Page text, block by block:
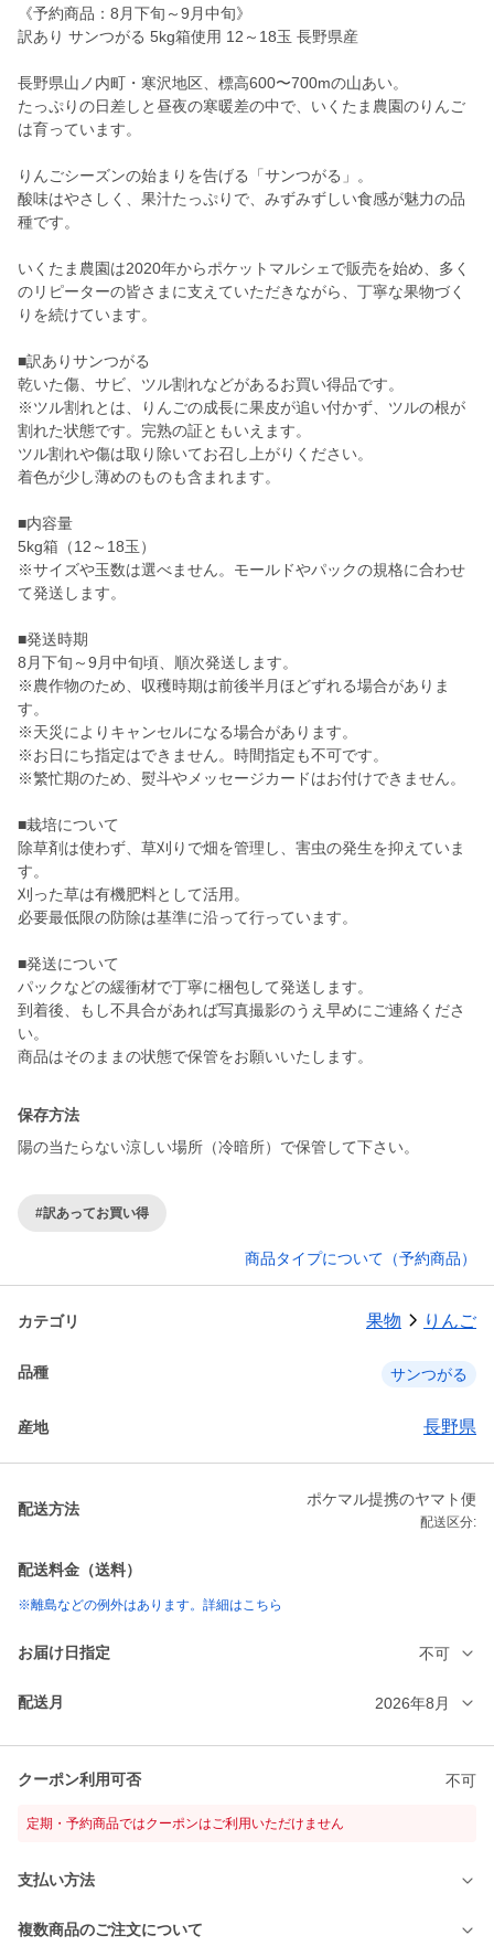
《予約商品：8月下旬～9月中旬》
訳あり サンつがる 5kg箱使用 12～18玉 長野県産
長野県山ノ内町・寒沢地区、標高600〜700mの山あい。
たっぷりの日差しと昼夜の寒暖差の中で、いくたま農園のりんご
は育っています。
りんごシーズンの始まりを告げる「サンつがる」。
酸味はやさしく、果汁たっぷりで、みずみずしい食感が魅力の品
種です。
いくたま農園は2020年からポケットマルシェで販売を始め、多く
のリピーターの皆さまに支えていただきながら、丁寧な果物づく
りを続けています。
■訳ありサンつがる
乾いた傷、サビ、ツル割れなどがあるお買い得品です。
※ツル割れとは、りんごの成長に果皮が追い付かず、ツルの根が
割れた状態です。完熟の証ともいえます。
ツル割れや傷は取り除いてお召し上がりください。
着色が少し薄めのものも含まれます。
■内容量
5kg箱（12～18玉）
※サイズや玉数は選べません。モールドやパックの規格に合わせ
て発送します。
■発送時期
8月下旬～9月中旬頃、順次発送します。
※農作物のため、収穫時期は前後半月ほどずれる場合がありま
す。
※天災によりキャンセルになる場合があります。
※お日にち指定はできません。時間指定も不可です。
※繁忙期のため、熨斗やメッセージカードはお付けできません。
■栽培について
除草剤は使わず、草刈りで畑を管理し、害虫の発生を抑えていま
す。
刈った草は有機肥料として活用。
必要最低限の防除は基準に沿って行っています。
■発送について
パックなどの緩衝材で丁寧に梱包して発送します。
到着後、もし不具合があれば写真撮影のうえ早めにご連絡くださ
い。
保存方法
陽の当たらない涼しい場所（冷暗所）で保管して下さい。
#訳あってお買い得
商品タイプについて（予約商品）
カテゴリ 果物 りんご
品種 サンつがる
産地 長野県
配送方法
ポケマル提携のヤマト便
配送区分:
配送料金（送料）
※離島などの例外はあります。詳細はこちら
お届け日指定 不可
配送月 2026年8月
クーポン利用可否 不可
定期・予約商品ではクーポンはご利用いただけません
支払い方法
複数商品のご注文について